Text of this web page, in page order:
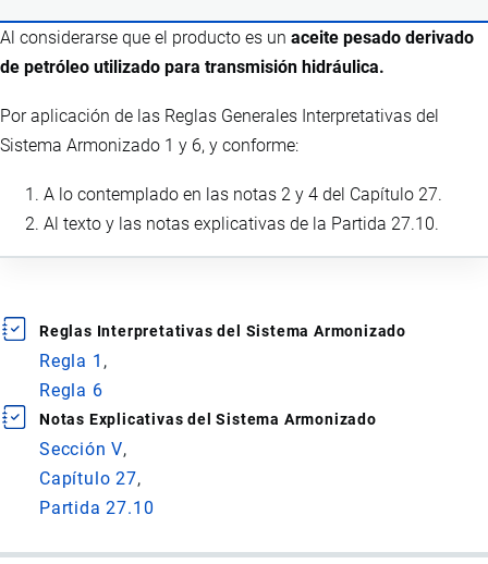
Al considerarse que el producto es un aceite pesado derivado
de petróleo utilizado para transmisión hidráulica.
Por aplicación de las Reglas Generales Interpretativas del
Sistema Armonizado 1 y 6, y conforme:
A lo contemplado en las notas 2 y 4 del Capítulo 27.
Al texto y las notas explicativas de la Partida 27.10.
Reglas Interpretativas del Sistema Armonizado
Regla 1
Regla 6
Notas Explicativas del Sistema Armonizado
Sección V
Capítulo 27
Partida 27.10